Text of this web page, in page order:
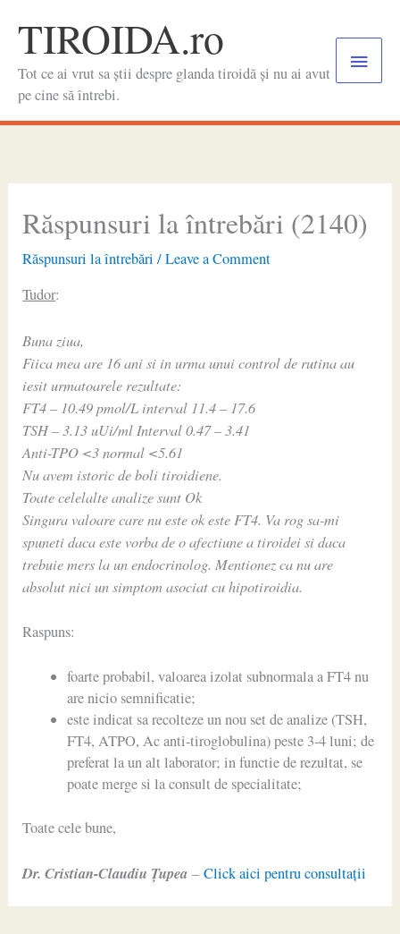
contentTIROIDA.ro
Tot ce ai vrut sa știi despre glanda tiroidă și nu ai avut
pe cine să întrebi.
Main
Răspunsuri la întrebări (2140)
Răspunsuri la întrebări /Leave a Comment
Tudor:
Buna ziua,
Fiica mea are 16 ani si in urma unui control de rutina au
iesit urmatoarele rezultate:
FT4 – 10.49 pmol/L interval 11.4 – 17.6
TSH – 3.13 uUi/ml Interval 0.47 – 3.41
Anti-TPO <3 normal <5.61
Nu avem istoric de boli tiroidiene.
Toate celelalte analize sunt Ok
Singura valoare care nu este ok este FT4. Va rog sa-mi
spuneti daca este vorba de o afectiune a tiroidei si daca
trebuie mers la un endocrinolog. Mentionez ca nu are
absolut nici un simptom asociat cu hipotiroidia.
Raspuns:
foarte probabil, valoarea izolat subnormala a FT4 nu
are nicio semnificatie;
este indicat sa recolteze un nou set de analize (TSH,
FT4, ATPO, Ac anti-tiroglobulina) peste 3-4 luni; de
preferat la un alt laborator; in functie de rezultat, se
poate merge si la consult de specialitate;
Toate cele bune,
Dr. Cristian-Claudiu Ţupea –Click aici pentru consultaţii